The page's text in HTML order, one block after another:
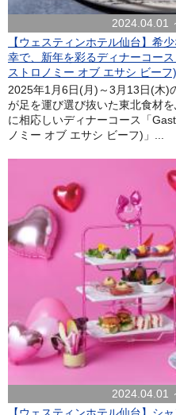
2024.04.01
【ウェスティンホテル仙台】希
幸で、新年を彩るディナーコー
ストロノミー オブ エサシ ビーフ
2025年1月6日(月)～3月13日(木)
が足を運び選び抜いた東北食材
に相応しいディナーコース「
ノミー オブ エサシ ビーフ)」...
2024.04.01